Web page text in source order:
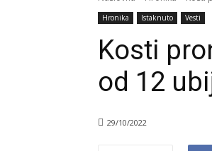
Hronika Istaknuto Vesti
Kosti
od 12
29/10/2022